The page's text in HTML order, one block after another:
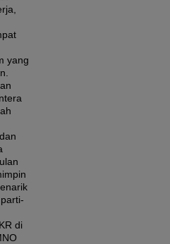
yang
di